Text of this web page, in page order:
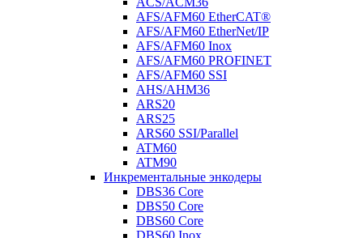
AFS/AFM60 EtherCAT®
AFS/AFM60 EtherNet/IP
AFS/AFM60 Inox
AFS/AFM60 PROFINET
AFS/AFM60 SSI
AHS/AHM36
ARS20
ARS25
ARS60 SSI/Parallel
ATM60
ATM90
Инкрементальные энкодеры
DBS36 Core
DBS50 Core
DBS60 Core
DBS60 Inox